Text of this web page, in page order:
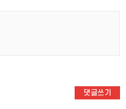
댓글쓰기